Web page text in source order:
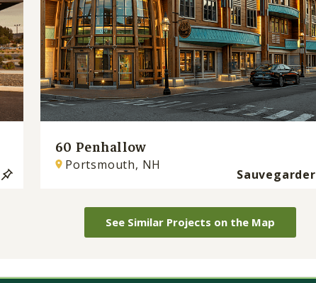
60 Penhallow
Portsmouth, NH
Sauvegarder
See Similar Projects on the Map